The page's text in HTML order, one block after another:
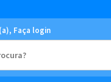
Faça login